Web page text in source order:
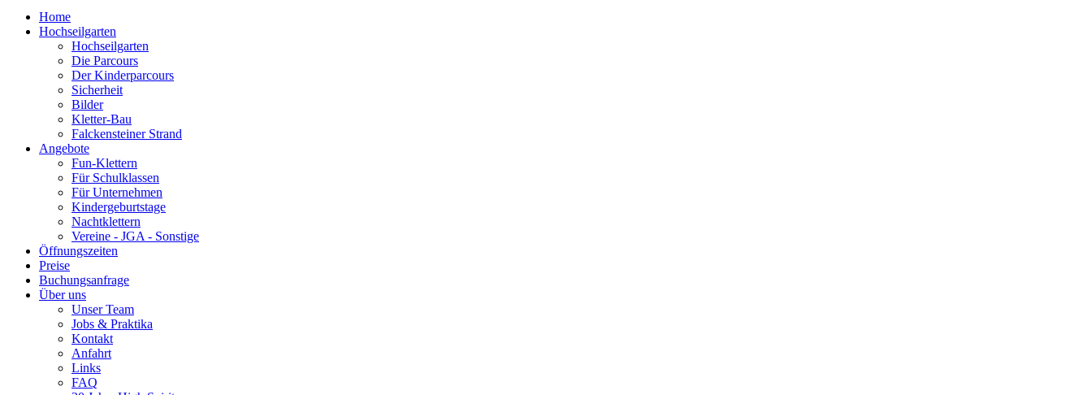
Home
Hochseilgarten
Hochseilgarten
Die Parcours
Der Kinderparcours
Sicherheit
Bilder
Kletter-Bau
Falckensteiner Strand
Angebote
Fun-Klettern
Für Schulklassen
Für Unternehmen
Kindergeburtstage
Nachtklettern
Vereine - JGA - Sonstige
Öffnungszeiten
Preise
Buchungsanfrage
Über uns
Unser Team
Jobs & Praktika
Kontakt
Anfahrt
Links
FAQ